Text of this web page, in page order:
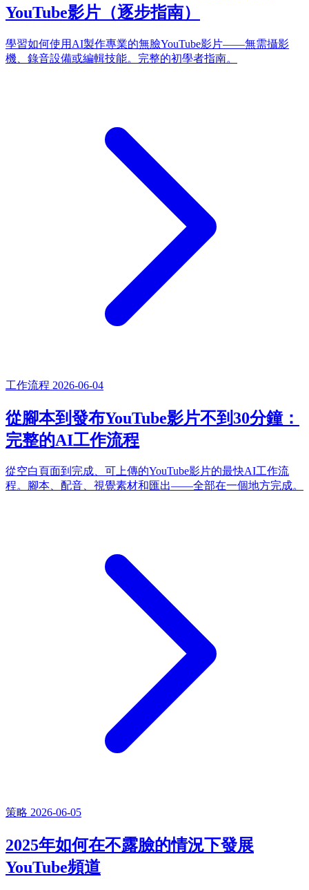
YouTube影片（逐步指南）
學習如何使用AI製作專業的無臉YouTube影片——無需攝影
機、錄音設備或編輯技能。完整的初學者指南。
工作流程 2026-06-04
從腳本到發布YouTube影片不到30分鐘：
完整的AI工作流程
從空白頁面到完成、可上傳的YouTube影片的最快AI工作流
程。腳本、配音、視覺素材和匯出——全部在一個地方完成。
策略 2026-06-05
2025年如何在不露臉的情況下發展
YouTube頻道